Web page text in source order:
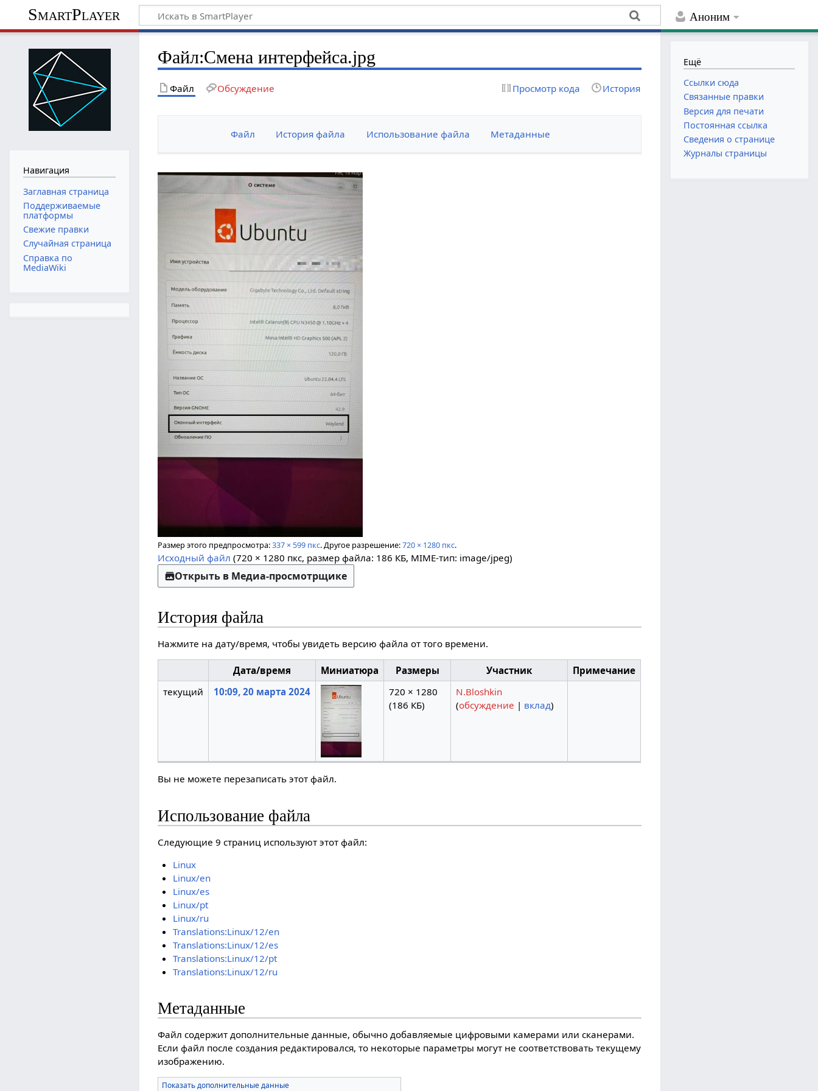
Аноним
SmartPlayer
Файл:Смена интерфейса.jpg
Файл Обсуждение Просмотр кода История
Файл История файла Использование файла Метаданные
Размер этого предпросмотра:337 × 599 пкс.Другое разрешение:720 × 1280 пкс.
Исходный файл (720 × 1280 пкс, размер файла: 186 КБ, MIME-тип: image/jpeg)
Открыть в Медиа-просмотрщике
История файла
Нажмите на дату/время, чтобы увидеть версию файла от того времени.
Дата/время Миниатюра Размеры Участник
Примечание
текущий
10:09, 20 марта 2024
720 × 1280
(186 КБ)
N.Bloshkin
(обсуждение | вклад)
Вы не можете перезаписать этот файл.
Использование файла
Следующие 9 страниц используют этот файл:
Linux
Linux/en
Linux/es
Linux/pt
Linux/ru
Translations:Linux/12/en
Translations:Linux/12/es
Translations:Linux/12/pt
Translations:Linux/12/ru
Метаданные
Файл содержит дополнительные данные, обычно добавляемые цифровыми камерами или сканерами.
Если файл после создания редактировался, то некоторые параметры могут не соответствовать текущему
изображению.
Показать дополнительные данные
Навигация
Заглавная страница
Поддерживаемые
платформы
Свежие правки
Случайная страница
Справка по
MediaWiki
Ещё
Ссылки сюда
Связанные правки
Версия для печати
Постоянная ссылка
Сведения о странице
Журналы страницы